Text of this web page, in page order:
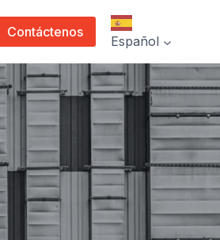
Contáctenos
Español